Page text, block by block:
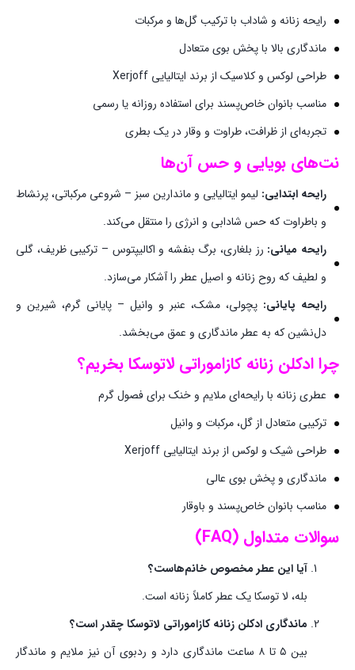
رایحه زنانه و شاداب با ترکیب گل‌ها و مرکبات
ماندگاری بالا با پخش بوی متعادل
طراحی لوکس و کلاسیک از برند ایتالیایی Xerjoff
مناسب بانوان خاص‌پسند برای استفاده روزانه یا رسمی
تجربه‌ای از ظرافت، طراوت و وقار در یک بطری
نت‌های بویایی و حس آن‌ها
رایحه ابتدایی: لیمو ایتالیایی و ماندارین سبز – شروعی مرکباتی، پرنشاط
و باطراوت که حس شادابی و انرژی را منتقل می‌کند.
رایحه میانی: رز بلغاری، برگ بنفشه و اکالیپتوس – ترکیبی ظریف، گلی
و لطیف که روح زنانه و اصیل عطر را آشکار می‌سازد.
رایحه پایانی: پچولی، مشک، عنبر و وانیل – پایانی گرم، شیرین و
دل‌نشین که به عطر ماندگاری و عمق می‌بخشد.
چرا ادکلن زنانه کازاموراتی لاتوسکابخریم؟
عطری زنانه با رایحه‌ای ملایم و خنک برای فصول گرم
ترکیبی متعادل از گل، مرکبات و وانیل
طراحی شیک و لوکس از برند ایتالیایی Xerjoff
ماندگاری و پخش بوی عالی
مناسب بانوان خاص‌پسند و باوقار
سوالات متداول (FAQ)
آیا این عطر مخصوص خانم‌هاست؟
بله، لا توسکا یک عطر کاملاً زنانه است.
ماندگاری ادکلن زنانه کازاموراتی لاتوسکا چقدر است؟
بین ۵ تا ۸ ساعت ماندگاری دارد و ردبوی آن نیز ملایم و ماندگار